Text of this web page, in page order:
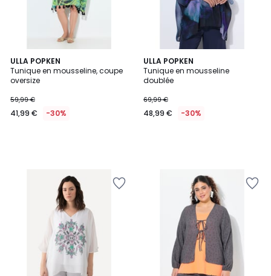
ULLA POPKEN
Tunique en mousseline, coupe
oversize
59,99 €
41,99 € -30%
ULLA POPKEN
Tunique en mousseline
doublée
69,99 €
48,99 € -30%